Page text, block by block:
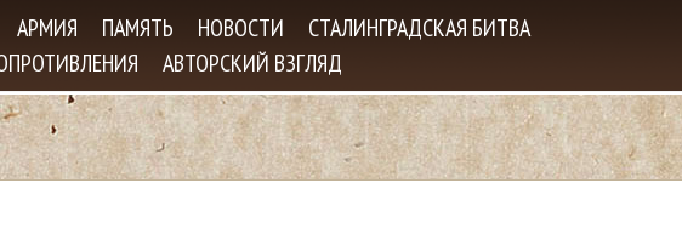
Jump to navigation
АРМИЯ ПАМЯТЬ НОВОСТИ
СТАЛИНГРАДСКАЯ БИТВА
АВТОРСКИЙ ВЗГЛЯД